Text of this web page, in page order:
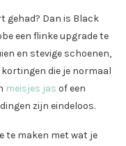
gehad? Dan is Black
een flinke upgrade te
en stevige schoenen,
die je normaal
meisjes jas of een
zijn eindeloos.
te maken met wat je